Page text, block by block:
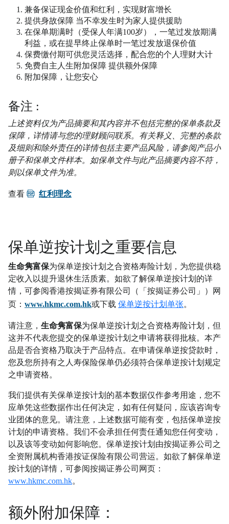
兼备保证现金价值和红利，实现财富增长
提供身故保障 当不幸发生时为家人提供援助
在保单期满时（受保人年满100岁），一笔过发放期满
利益，或在提早终止保单时一笔过发放退保价值
保费缴付期可供您灵活选择，配合您的个人理财大计
免费自主人生附加保障 提供额外保障
附加保障，让您安心
备注 :
上述资料仅为产品摘要和其内容并不包括完整的保单条款及
保障，详情请与您的理财顾问联系。有关释义、完整的条款
及细则和除外责任的详情包括主要产品风险，请参阅产品小
册子和保单文件样本。如保单文件与此产品摘要内容不符，
则以保单文件为准。
查看PDF红利理念
保单逆按计划之重要信息
生命隽富保为保单逆按计划之合资格寿险计划，为您提供稳
定收入以提升退休生活质素。如欲了解保单逆按计划的详
情，可参阅香港按揭证券有限公司（「按揭证券公司」）网
页： www.hkmc.com.hk或下载 保单逆按计划单张。
请注意， 生命隽富保为保单逆按计划之合资格寿险计划，但
这并不代表您提交的保单逆按计划之申请将获得批核。本产
品是否合资格乃取决于产品特点。在申请保单逆按贷款时，
您及您所持有之人寿保险保单仍必须符合保单逆按计划规定
之申请资格。
我们提供有关保单逆按计划的基本数据仅作参考用途，您不
应单凭这些数据作出任何决定，如有任何疑问，应该咨询专
业团体的意见。请注意，上述数据可能有变，包括保单逆按
计划的申请资格。我们不会承担任何责任通知您任何变动，
以及该等变动如何影响您。保单逆按计划由按揭证券公司之
全资附属机构香港按证保险有限公司营运。如欲了解保单逆
按计划的详情，可参阅按揭证券公司网页：
www.hkmc.com.hk。
额外附加保障：